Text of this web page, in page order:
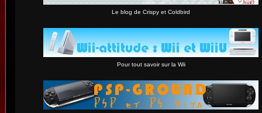
Le blog de Crispy et Coldbird
Pour tout savoir sur la Wii